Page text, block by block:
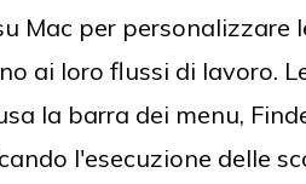
Mac per personalizzare
ai loro flussi di lavoro.
la barra dei menu,
l'esecuzione delle